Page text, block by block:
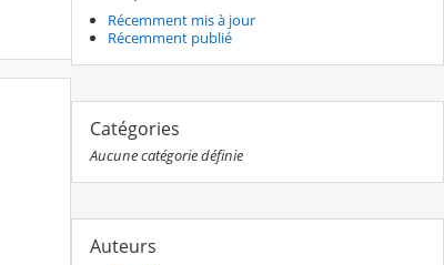
Récemment mis à jour
Récemment publié
Catégories
Aucune catégorie définie
Auteurs